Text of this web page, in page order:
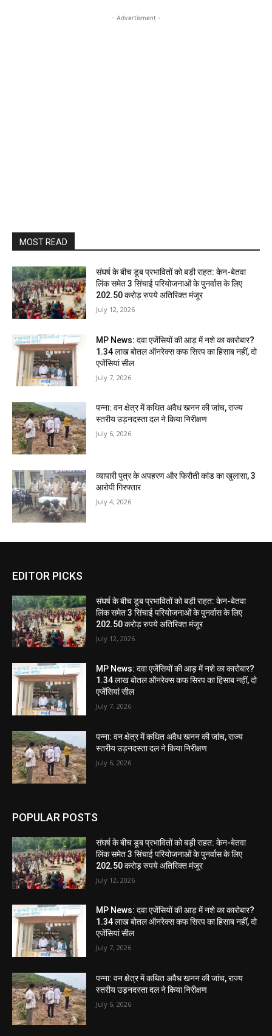
- Advertisment -
MOST READ
संघर्ष के बीच डूब प्रभावितों को बड़ी राहत: केन-बेतवा
लिंक समेत 3 सिंचाई परियोजनाओं के पुनर्वास के लिए
202.50 करोड़ रुपये अतिरिक्त मंजूर
July 12, 2026
MP News: दवा एजेंसियों की आड़ में नशे का कारोबार?
1.34 लाख बोतल ऑनरेक्स कफ सिरप का हिसाब नहीं, दो
एजेंसियां सील
July 7, 2026
पन्ना: वन क्षेत्र में कथित अवैध खनन की जांच, राज्य
स्तरीय उड़नदस्ता दल ने किया निरीक्षण
July 6, 2026
व्यापारी पुत्र के अपहरण और फिरौती कांड का खुलासा, 3
आरोपी गिरफ्तार
July 4, 2026
EDITOR PICKS
संघर्ष के बीच डूब प्रभावितों को बड़ी राहत: केन-बेतवा
लिंक समेत 3 सिंचाई परियोजनाओं के पुनर्वास के लिए
202.50 करोड़ रुपये अतिरिक्त मंजूर
July 12, 2026
MP News: दवा एजेंसियों की आड़ में नशे का कारोबार?
1.34 लाख बोतल ऑनरेक्स कफ सिरप का हिसाब नहीं, दो
एजेंसियां सील
July 7, 2026
पन्ना: वन क्षेत्र में कथित अवैध खनन की जांच, राज्य
स्तरीय उड़नदस्ता दल ने किया निरीक्षण
July 6, 2026
POPULAR POSTS
संघर्ष के बीच डूब प्रभावितों को बड़ी राहत: केन-बेतवा
लिंक समेत 3 सिंचाई परियोजनाओं के पुनर्वास के लिए
202.50 करोड़ रुपये अतिरिक्त मंजूर
July 12, 2026
MP News: दवा एजेंसियों की आड़ में नशे का कारोबार?
1.34 लाख बोतल ऑनरेक्स कफ सिरप का हिसाब नहीं, दो
एजेंसियां सील
July 7, 2026
पन्ना: वन क्षेत्र में कथित अवैध खनन की जांच, राज्य
स्तरीय उड़नदस्ता दल ने किया निरीक्षण
July 6, 2026